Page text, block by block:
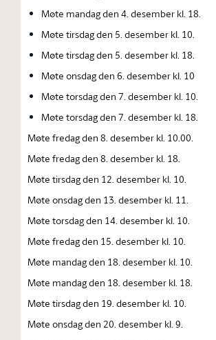
Møte mandag den 4. desember kl. 18.
Møte tirsdag den 5. desember kl. 10.
Møte tirsdag den 5. desember kl. 18.
Møte onsdag den 6. desember kl. 10
Møte torsdag den 7. desember kl. 10.
Møte torsdag den 7. desember kl. 18.
Møte fredag den 8. desember kl. 10.00.
Møte fredag den 8. desember kl. 18.
Møte tirsdag den 12. desember kl. 10.
Møte onsdag den 13. desember kl. 11.
Møte torsdag den 14. desember kl. 10.
Møte fredag den 15. desember kl. 10.
Møte mandag den 18. desember kl. 10.
Møte mandag den 18. desember kl. 18.
Møte tirsdag den 19. desember kl. 10.
Møte onsdag den 20. desember kl. 9.